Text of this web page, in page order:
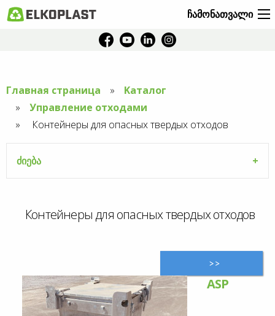
ჩამონათვალი
Главная страница
Kаталог
Управление отходами
Aktuální
stránka:
Контейнеры для опасных твердых отходов
ძიება
Контейнеры для опасных твердых отходов
ASP